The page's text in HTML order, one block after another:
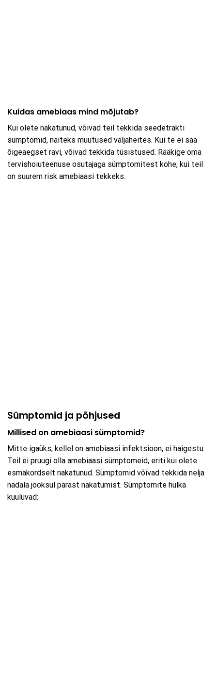
Kuidas amebiaas mind mõjutab?
Kui olete nakatunud, võivad teil tekkida seedetrakti
sümptomid, näiteks muutused väljaheites. Kui te ei saa
õigeaegset ravi, võivad tekkida tüsistused. Rääkige oma
tervishoiuteenuse osutajaga sümptomitest kohe, kui teil
on suurem risk amebiaasi tekkeks.
Sümptomid ja põhjused
Millised on amebiaasi sümptomid?
Mitte igaüks, kellel on amebiaasi infektsioon, ei haigestu.
Teil ei pruugi olla amebiaasi sümptomeid, eriti kui olete
esmakordselt nakatunud. Sümptomid võivad tekkida nelja
nädala jooksul pärast nakatumist. Sümptomite hulka
kuuluvad: